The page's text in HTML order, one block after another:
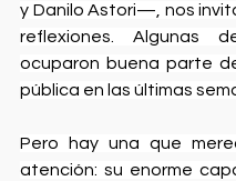
y Danilo Astori—, nos
reflexiones. Algunas
ocuparon buena parte
pública en las últimas
Pero hay una que
atención: su enorme